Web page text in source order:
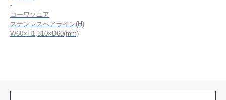
-
コーワソニア
ステンレスヘアライン(H)
W60×H1,310×D60(mm)